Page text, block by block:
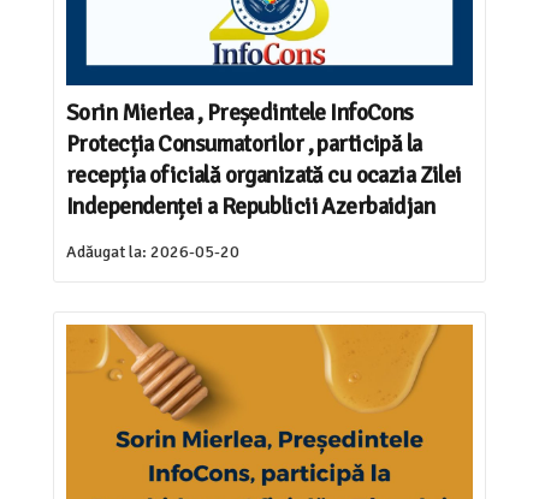
Sorin Mierlea , Președintele InfoCons
Protecția Consumatorilor , participă la
recepția oficială organizată cu ocazia Zilei
Independenței a Republicii Azerbaidjan
Adăugat la: 2026-05-20